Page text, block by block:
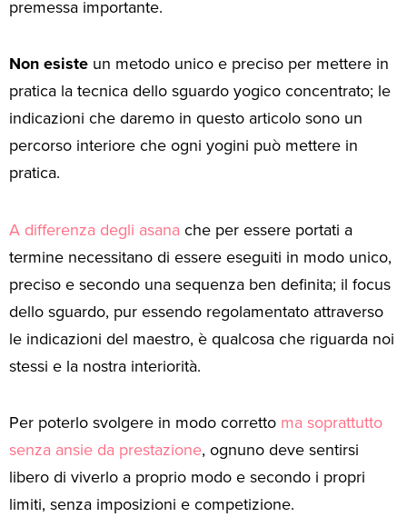
premessa importante.
Non esiste un metodo unico e preciso per mettere in
pratica la tecnica dello sguardo yogico concentrato; le
indicazioni che daremo in questo articolo sono un
percorso interiore che ogni yogini può mettere in
pratica.
A differenza degli asana che per essere portati a
termine necessitano di essere eseguiti in modo unico,
preciso e secondo una sequenza ben definita; il focus
dello sguardo, pur essendo regolamentato attraverso
le indicazioni del maestro, è qualcosa che riguarda noi
stessi e la nostra interiorità.
Per poterlo svolgere in modo corretto ma soprattutto
senza ansie da prestazione, ognuno deve sentirsi
libero di viverlo a proprio modo e secondo i propri
limiti, senza imposizioni e competizione.